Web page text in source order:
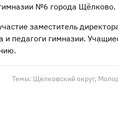
№6 города Щёлково.
заместитель
и педагоги гимназии.
Темы: Щёлковский округ,